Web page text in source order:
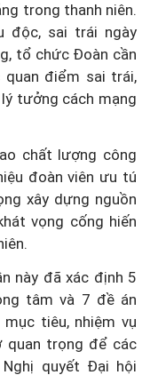
trong thanh niên.
độc, sai trái ngày
tổ chức Đoàn cần
quan điểm sai trái,
tưởng cách mạng
chất lượng công
đoàn viên ưu tú
xây dựng nguồn
vọng cống hiến
này đã xác định 5
tâm và 7 đề án
tiêu, nhiệm vụ
quan trọng để các
quyết Đại hội